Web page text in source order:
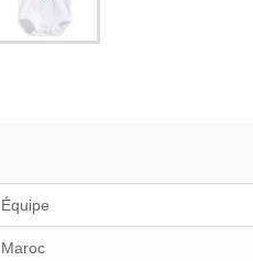
Équipe
Maroc